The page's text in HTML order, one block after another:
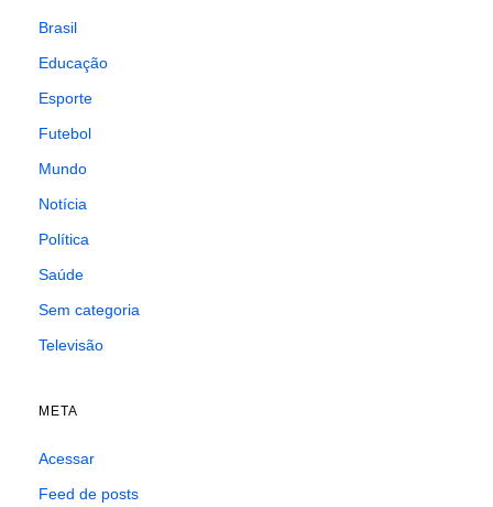
Brasil
Educação
Esporte
Futebol
Mundo
Notícia
Política
Saúde
Sem categoria
Televisão
META
Acessar
Feed de posts